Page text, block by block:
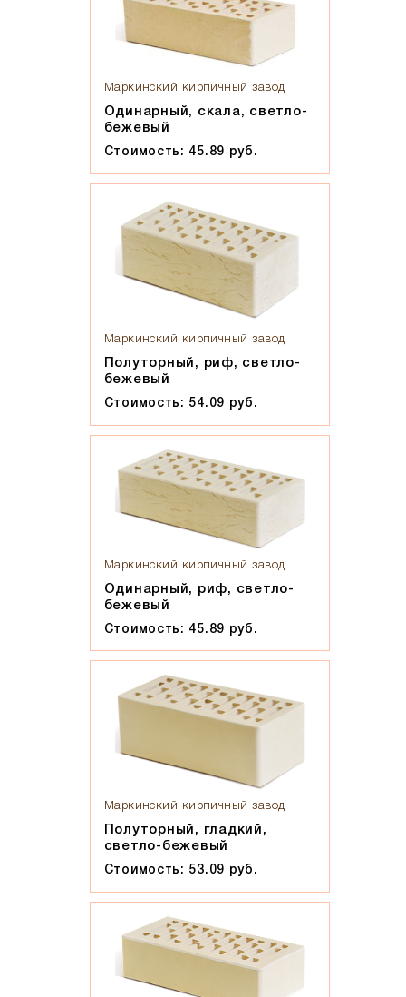
Маркинский кирпичный завод
Одинарный, скала, светло-
бежевый
Стоимость: 45.89 руб.
Маркинский кирпичный завод
Полуторный, риф, светло-
бежевый
Стоимость: 54.09 руб.
Маркинский кирпичный завод
Одинарный, риф, светло-
бежевый
Стоимость: 45.89 руб.
Маркинский кирпичный завод
Полуторный, гладкий,
светло-бежевый
Стоимость: 53.09 руб.